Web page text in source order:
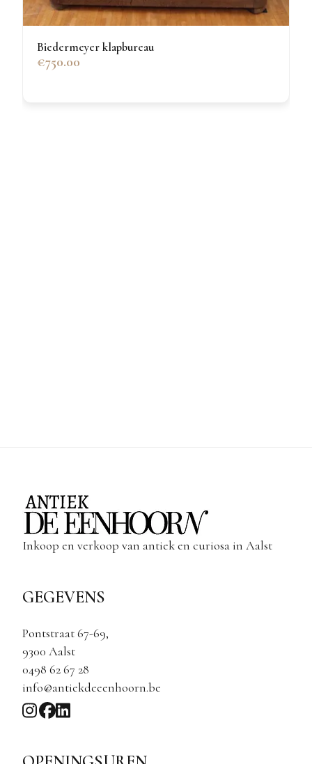
Biedermeyer klapbureau
€750.00
Inkoop en verkoop van antiek en curiosa in Aalst
GEGEVENS
Pontstraat 67-69,
9300 Aalst
0498 62 67 28
info@antiekdeeenhoorn.be